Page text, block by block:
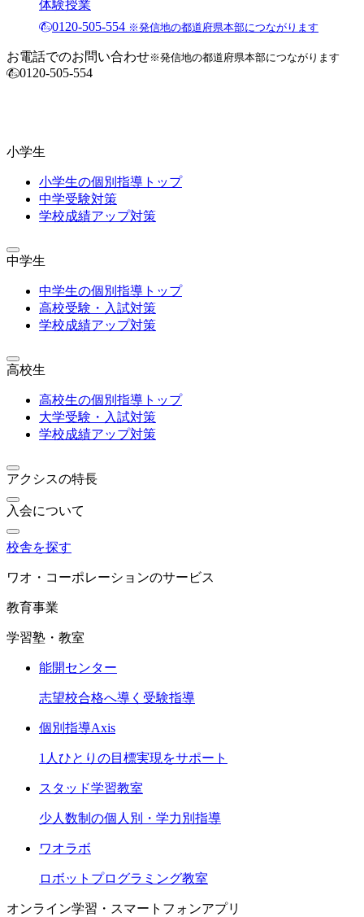
体験授業
0120-505-554 ※発信地の都道府県本部につながります
お電話でのお問い合わせ※発信地の都道府県本部につながります
0120-505-554
小学生
小学生の個別指導トップ
中学受験対策
学校成績アップ対策
中学生
中学生の個別指導トップ
高校受験・入試対策
学校成績アップ対策
高校生
高校生の個別指導トップ
大学受験・入試対策
学校成績アップ対策
アクシスの特長
入会について
校舎を探す
ワオ・コーポレーションのサービス
教育事業
学習塾・教室
能開センター
志望校合格へ導く受験指導
個別指導Axis
1人ひとりの目標実現をサポート
スタッド学習教室
少人数制の個人別・学力別指導
ワオラボ
ロボットプログラミング教室
オンライン学習・スマートフォンアプリ